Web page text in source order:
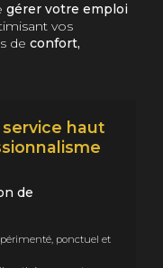
gérer votre emploi
vos
de confort,
haut
de
ponctuel et